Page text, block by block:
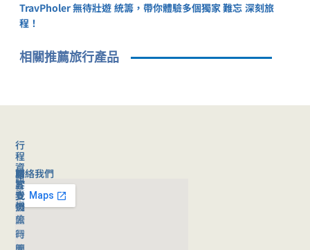
TravPholer 無待壯遊 統籌，帶你體驗多個獨家 難忘 深刻旅
程！
相關推薦旅行產品
聯絡我們
行
程
資
訊
旅
行
團
時
旅
客
支
援
旅
行
關
於
我
們
公
司